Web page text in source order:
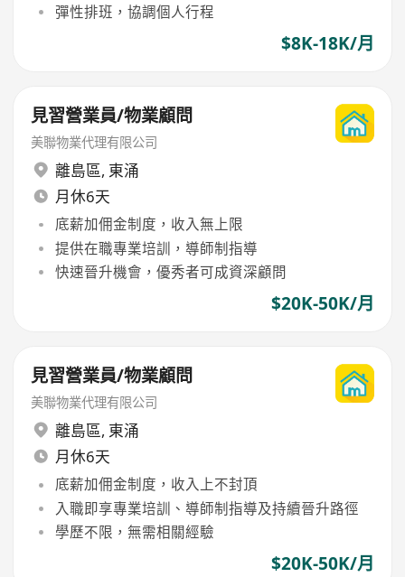
彈性排班，協調個人行程
$8K-18K/月
見習營業員/物業顧問
美聯物業代理有限公司
離島區, 東涌
月休6天
底薪加佣金制度，收入無上限
提供在職專業培訓，導師制指導
快速晉升機會，優秀者可成資深顧問
$20K-50K/月
見習營業員/物業顧問
美聯物業代理有限公司
離島區, 東涌
月休6天
底薪加佣金制度，收入上不封頂
入職即享專業培訓、導師制指導及持續晉升路徑
學歷不限，無需相關經驗
$20K-50K/月